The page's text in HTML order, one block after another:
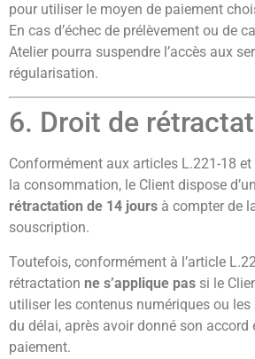
pour utiliser le moyen de paiement
En cas d’échec de prélèvement ou de
Atelier pourra suspendre l’accès aux
régularisation.
6. Droit de
Conformément aux articles L.221-18
la consommation, le Client dispose d’un
rétractation de 14 jours à compter de
souscription.
Toutefois, conformément à l’article
rétractation ne s’applique pas si le
utiliser les contenus numériques ou
du délai, après avoir donné son accord
paiement.